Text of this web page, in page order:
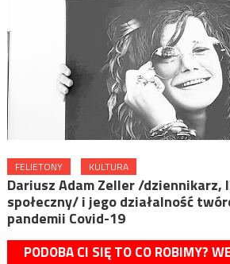
FELIETONY KULTURA
Dariusz Adam Zeller /dziennikarz,
społeczny/ i jego działalność
pandemii Covid-19
PODOBA CI SIĘ TO CO ROBIMY?